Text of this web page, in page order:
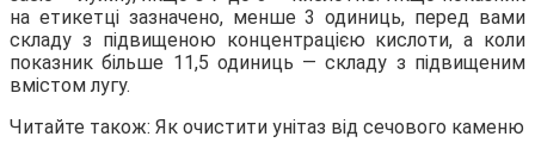
на етикетці зазначено, менше 3 одиниць, перед вами
складу з підвищеною концентрацією кислоти, а коли
показник більше 11,5 одиниць — складу з підвищеним
вмістом лугу.
Читайте також: Як очистити унітаз від сечового каменю